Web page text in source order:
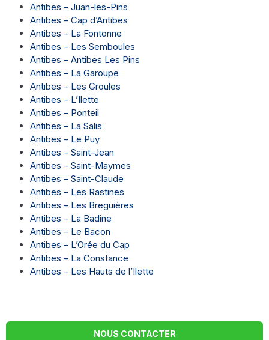
Antibes – Juan-les-Pins
Antibes – Cap d’Antibes
Antibes – La Fontonne
Antibes – Les Semboules
Antibes – Antibes Les Pins
Antibes – La Garoupe
Antibes – Les Groules
Antibes – L’Ilette
Antibes – Ponteil
Antibes – La Salis
Antibes – Le Puy
Antibes – Saint-Jean
Antibes – Saint-Maymes
Antibes – Saint-Claude
Antibes – Les Rastines
Antibes – Les Breguières
Antibes – La Badine
Antibes – Le Bacon
Antibes – L’Orée du Cap
Antibes – La Constance
Antibes – Les Hauts de l’Ilette
NOUS CONTACTER